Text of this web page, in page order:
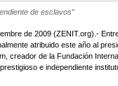
de esclavos”
de 2009 (ZENIT.org).-
atribuido este año al
creador de la Fundación
e independiente